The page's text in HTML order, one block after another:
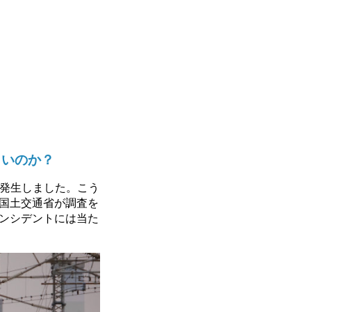
のか？
生しました。こう
土交通省が調査を
シデントには当た